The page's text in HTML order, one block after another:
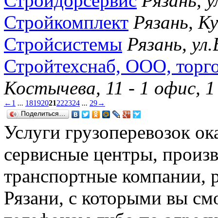
Стройкомплект Рязань,
Стройсистемы Рязань,
Стройтехснаб, ООО,
Костычева, 11 - 1 офис,
← 1 ... 18192021222324 ... 29→
Поделиться…
Услуги грузоперевозок
сервисные центры,
транспортные компании,
Рязани, с которыми вы